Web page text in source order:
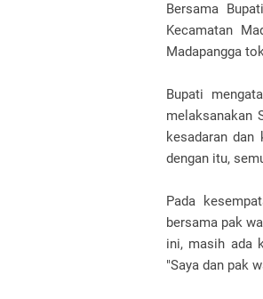
Bersama
Kecamatan
Madapangga
Bupati
melaksanakan
kesadaran
dengan itu,
Pada
bersama pak
ini, masih ada
"Saya dan pak